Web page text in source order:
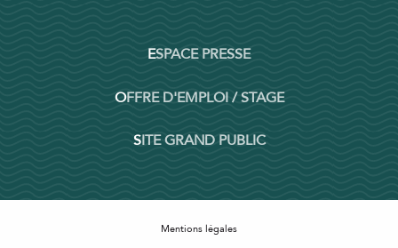
ESPACE PRESSE
OFFRE D'EMPLOI / STAGE
SITE GRAND PUBLIC
Mentions légales